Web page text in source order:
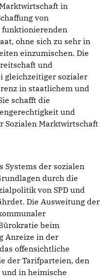
in
von
funktionierenden
ohne sich zu sehr in
einzumischen. Die
und
gleichzeitiger sozialer
in staatlichem und
schafft die
und
Sozialen Marktwirtschaft
Systems der sozialen
durch die
von SPD und
Die Ausweitung der
beim
Anreize in der
offensichtliche
der Tarifparteien, den
und in heimische